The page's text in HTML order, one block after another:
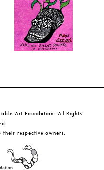
Art Foundation. All Rights
respective owners.